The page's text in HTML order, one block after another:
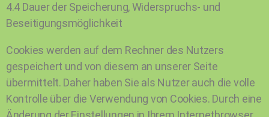
4.4 Dauer der Speicherung, Widerspruchs- und
Beseitigungsmöglichkeit
Cookies werden auf dem Rechner des Nutzers
gespeichert und von diesem an unserer Seite
übermittelt. Daher haben Sie als Nutzer auch die volle
Kontrolle über die Verwendung von Cookies. Durch eine